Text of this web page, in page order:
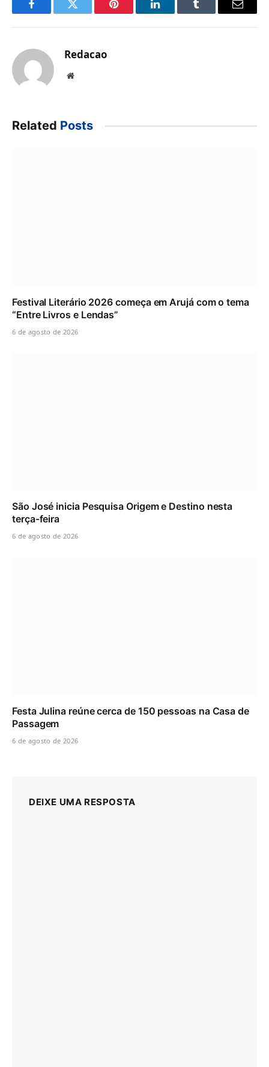
FacebookTwitter Pinterest LinkedInTumblr Email
Redacao
Website
Related Posts
Festival Literário 2026 começa em Arujá com o tema
“Entre Livros e Lendas”
6 de agosto de 2026
São José inicia Pesquisa Origem e Destino nesta
terça-feira
6 de agosto de 2026
Festa Julina reúne cerca de 150 pessoas na Casa de
Passagem
6 de agosto de 2026
DEIXE UMA RESPOSTA